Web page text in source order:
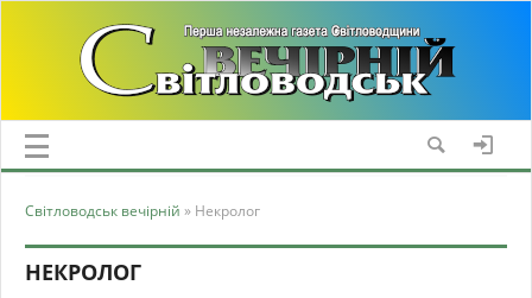
Світловодськ вечірній » Некролог
НЕКРОЛОГ